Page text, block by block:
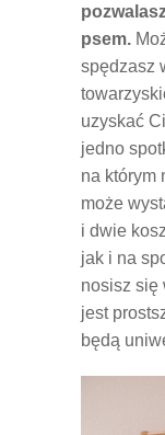
psem.
spędzasz
uzyskać
jedno
na którym
może
i dwie
jak i na
nosisz się
jest
będą